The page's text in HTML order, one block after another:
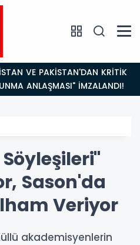
ANLAŞMASI" İMZALANDI!
Sason'da
Veriyor
akademisyenlerin